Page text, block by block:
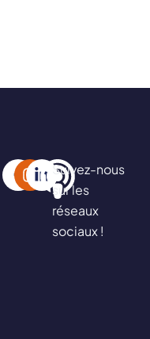
Suivez-nous
sur les
réseaux
sociaux !